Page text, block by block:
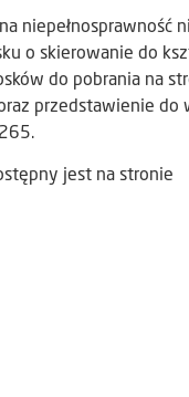
niepełnosprawność
o skierowanie do
do pobrania na
przedstawienie do
jest na stronie